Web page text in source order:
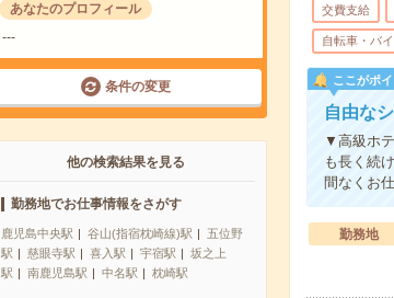
あなたのプロフィール
---
条件の変更
他の検索結果を見る
勤務地でお仕事情報をさがす
鹿児島中央駅 谷山(指宿枕崎線)駅
五位野
駅
慈眼寺駅 喜入駅 宇宿駅
坂之上
駅
南鹿児島駅 中名駅 枕崎駅
交費支給
自転車・バ
ここがポイ
自由な
▼高級ホ
も長く続
間なくお
勤務地